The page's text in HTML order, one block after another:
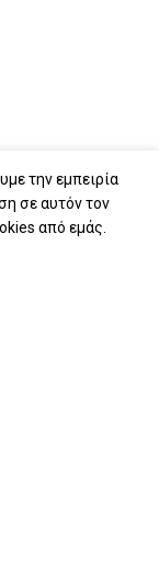
την εμπειρία
σε αυτόν τον
από εμάς.